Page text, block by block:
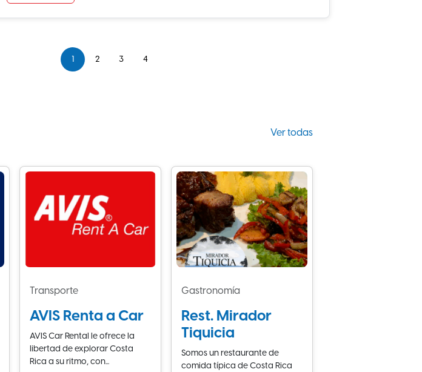
1 2 3 4
Ver todas
Transporte
AVIS Renta a Car
AVIS Car Rental le ofrece la
libertad de explorar Costa
Rica a su ritmo, con...
Gastronomía
Rest. Mirador
Tiquicia
Somos un restaurante de
comida típica de Costa Rica